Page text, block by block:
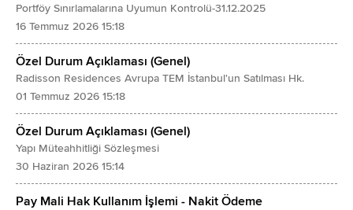
Portföy Sınırlamalarına Uyumun Kontrolü-31.12.2025
16 Temmuz 2026 15:18
Özel Durum Açıklaması (Genel)
Radisson Residences Avrupa TEM İstanbul'un Satılması Hk.
01 Temmuz 2026 15:18
Özel Durum Açıklaması (Genel)
Yapı Müteahhitliği Sözleşmesi
30 Haziran 2026 15:14
Pay Mali Hak Kullanım İşlemi - Nakit Ödeme